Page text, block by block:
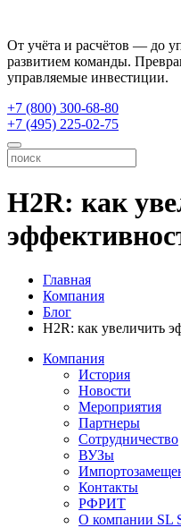
От учёта и расчётов — до
развитием команды.
управляемые инвестиции.
+7 (800) 300-68-80
+7 (495) 225-02-75
H2R: как
Главная
Компания
Блог
H2R: как увеличить
Компания
История
Новости
Мероприятия
Партнеры
Сотрудничество
ВУЗы
Контакты
РФРИТ
О компании SL